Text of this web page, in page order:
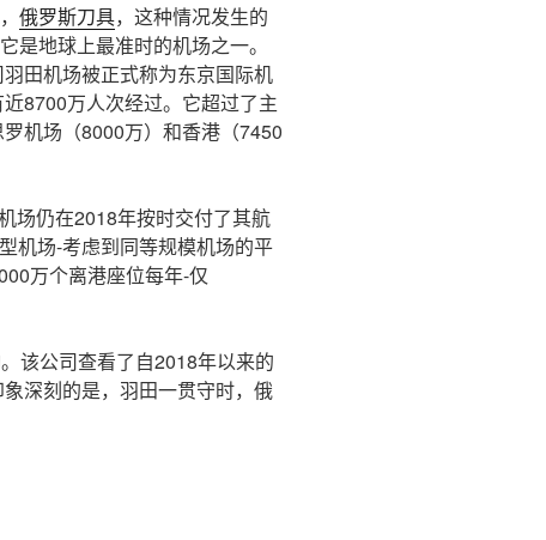
俄罗斯刀具，这种情况发生的
是地球上最准时的机场之一。
田机场被正式称为东京国际机
8700万人次经过。它超过了主
机场（8000万）和香港（7450
场仍在2018年按时交付了其航
机场-考虑到同等规模机场的平
万个离港座位每年-仅
该公司查看了自2018年以来的
深刻的是，羽田一贯守时，俄